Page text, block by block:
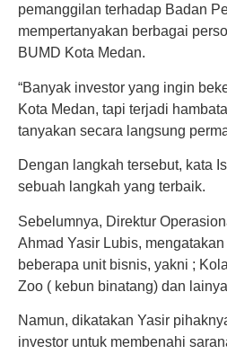
pemanggilan terhadap Badan
mempertanyakan berbagai
BUMD Kota Medan.
“Banyak investor yang ingin
Kota Medan, tapi terjadi
tanyakan secara langsung
Dengan langkah tersebut, kata
sebuah langkah yang terbaik.
Sebelumnya, Direktur
Ahmad Yasir Lubis,
beberapa unit bisnis, yakni ;
Zoo ( kebun binatang) dan
Namun, dikatakan Yasir
investor untuk membenahi